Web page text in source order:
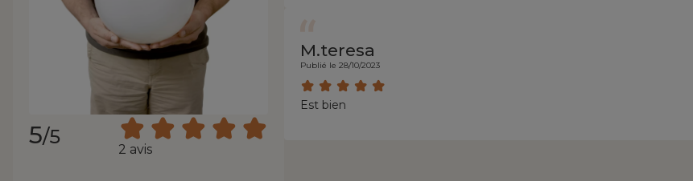
5/5
2 avis
M.teresa
Publié le 28/10/2023
Est bien